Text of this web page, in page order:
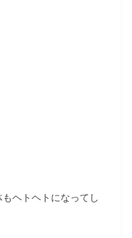
ヘトヘトになってし